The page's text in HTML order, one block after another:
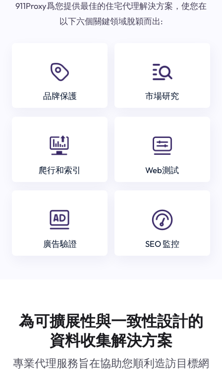
911Proxy爲您提供最佳的住宅代理解決方案，使您在
以下六個關鍵領域脫穎而出:
品牌保護 市場研究
爬行和索引 Web測試
廣告驗證 SEO 監控
為可擴展性與一致性設計的
資料收集解決方案
專業代理服務旨在協助您順利造訪目標網